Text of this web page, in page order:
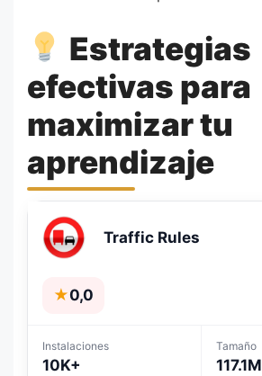
Estrategias
efectivas para
maximizar tu
aprendizaje
Traffic Rules
★0,0
Instalaciones
10K+
Tamaño